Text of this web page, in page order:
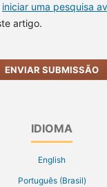
iniciar uma pesquisa
artigo.
ENVIAR SUBMISSÃO
IDIOMA
English
Português (Brasil)